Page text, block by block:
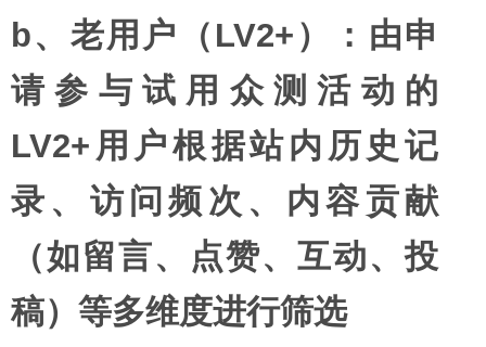
b、老用户（LV2+）：由申
请参与试用众测活动的
LV2+用户根据站内历史记
录、访问频次、内容贡献
（如留言、点赞、互动、投
稿）等多维度进行筛选